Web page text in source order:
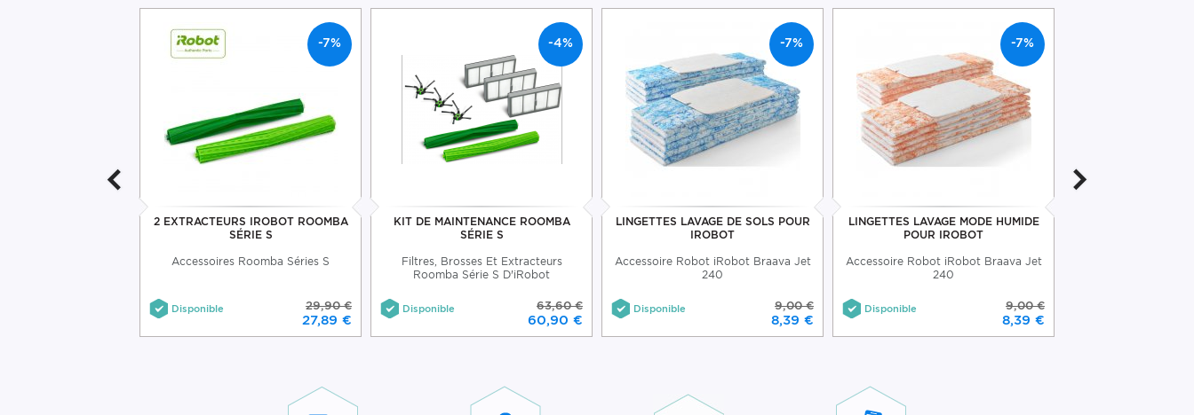
-7%
2 EXTRACTEURS IROBOT ROOMBA
SÉRIE S
Accessoires Roomba Séries S
Disponible 29,90 €
27,89 €
-4%
KIT DE MAINTENANCE ROOMBA
SÉRIE S
Filtres, Brosses Et Extracteurs
Roomba Série S D'iRobot
Disponible 63,60 €
60,90 €
-7%
LINGETTES LAVAGE DE SOLS POUR
IROBOT
Accessoire Robot iRobot Braava Jet
240
Disponible 9,00 €
8,39 €
-7%
LINGETTES LAVAGE MODE HUMIDE
POUR IROBOT
Accessoire Robot iRobot Braava Jet
240
Disponible 9,00 €
8,39 €